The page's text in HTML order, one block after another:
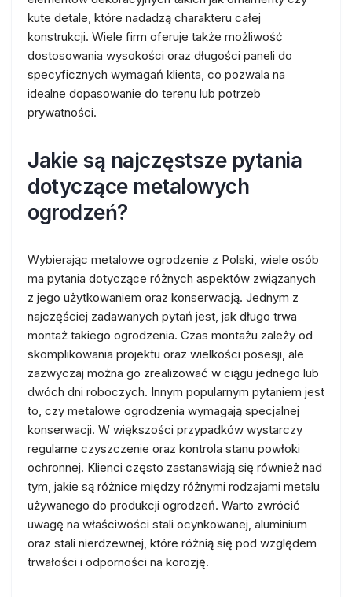
kute detale, które nadadzą charakteru całej
konstrukcji. Wiele firm oferuje także możliwość
dostosowania wysokości oraz długości paneli do
specyficznych wymagań klienta, co pozwala na
idealne dopasowanie do terenu lub potrzeb
prywatności.
Jakie są najczęstsze pytania
dotyczące metalowych
ogrodzeń?
Wybierając metalowe ogrodzenie z Polski, wiele osób
ma pytania dotyczące różnych aspektów związanych
z jego użytkowaniem oraz konserwacją. Jednym z
najczęściej zadawanych pytań jest, jak długo trwa
montaż takiego ogrodzenia. Czas montażu zależy od
skomplikowania projektu oraz wielkości posesji, ale
zazwyczaj można go zrealizować w ciągu jednego lub
dwóch dni roboczych. Innym popularnym pytaniem jest
to, czy metalowe ogrodzenia wymagają specjalnej
konserwacji. W większości przypadków wystarczy
regularne czyszczenie oraz kontrola stanu powłoki
ochronnej. Klienci często zastanawiają się również nad
tym, jakie są różnice między różnymi rodzajami metalu
używanego do produkcji ogrodzeń. Warto zwrócić
uwagę na właściwości stali ocynkowanej, aluminium
oraz stali nierdzewnej, które różnią się pod względem
trwałości i odporności na korozję.